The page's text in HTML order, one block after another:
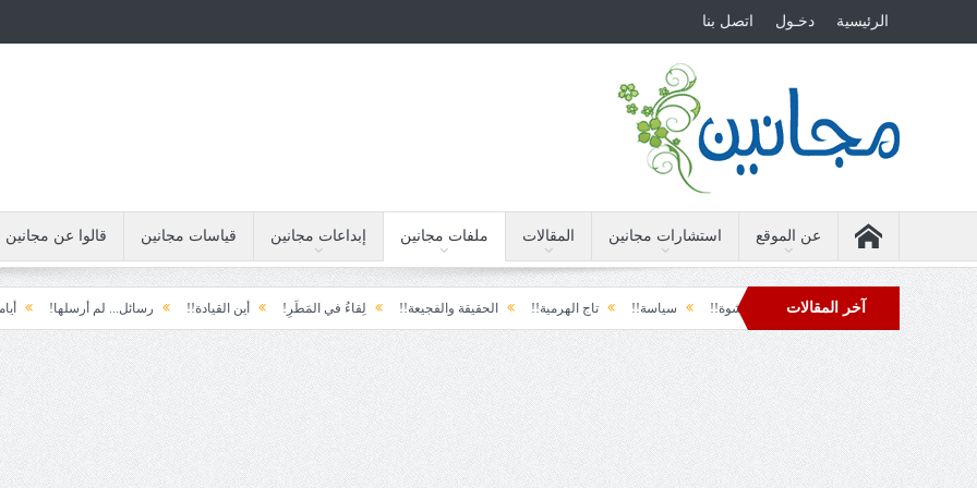
الرئيسية دخـول اتصل بنا
عن الموقع استشارات مجانين المقالات ملفات مجانين إبداعات مجانين قياسات مجانين قالوا عن مجانين
آخر المقالات والسياسة!! لحظة نشوة!! سياسة!! تاج الهرمية!! الحقيقة والفجيعة!! لِقاءُ في المَطَرِ! أين القيادة!! رسائل... لم أرسلها! أيامنا!!
دول تل الرمل!! فوبيا الفرح المفاجئ!